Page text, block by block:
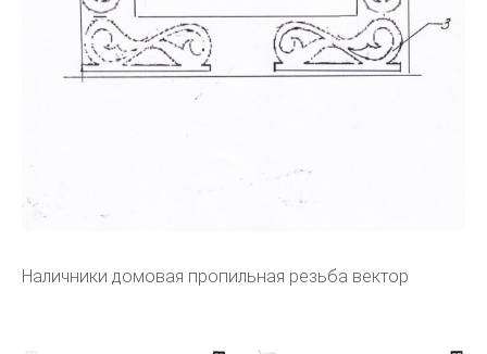
Наличники домовая пропильная резьба вектор